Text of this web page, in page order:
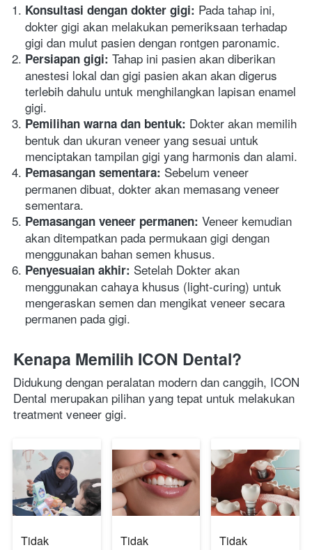
Konsultasi dengan dokter gigi: Pada tahap ini,
dokter gigi akan melakukan pemeriksaan terhadap
gigi dan mulut pasien dengan rontgen paronamic.
Persiapan gigi: Tahap ini pasien akan diberikan
anestesi lokal dan gigi pasien akan akan digerus
terlebih dahulu untuk menghilangkan lapisan enamel
gigi.
Pemilihan warna dan bentuk: Dokter akan memilih
bentuk dan ukuran veneer yang sesuai untuk
Pemasangan sementara: Sebelum veneer
permanen dibuat, dokter akan memasang veneer
sementara.
Pemasangan veneer permanen: Veneer kemudian
akan ditempatkan pada permukaan gigi dengan
menggunakan bahan semen khusus.
Penyesuaian akhir: Setelah Dokter akan
menggunakan cahaya khusus (light-curing) untuk
mengeraskan semen dan mengikat veneer secara
permanen pada gigi.
Kenapa Memilih ICON Dental?
Didukung dengan peralatan modern dan canggih, ICON
Dental merupakan pilihan yang tepat untuk melakukan
treatment veneer gigi.
Tidak
Tidak
Tidak